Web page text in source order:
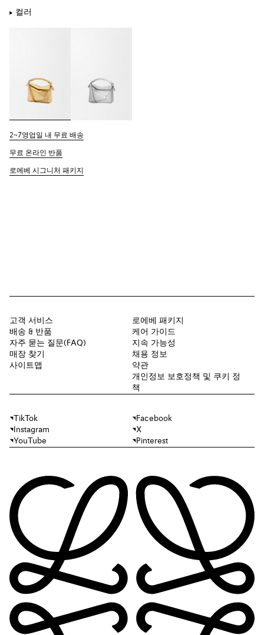
컬러
2~7영업일 내 무료 배송
무료 온라인 반품
로에베 시그니처 패키지
고객 서비스
배송 & 반품
자주 묻는 질문(FAQ)
매장 찾기
사이트맵
로에베 패키지
케어 가이드
지속 가능성
채용 정보
약관
개인정보 보호정책 및 쿠키 정
책
TikTok
Facebook
Instagram
X
YouTube
Pinterest